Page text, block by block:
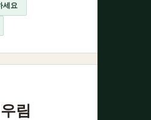
세요
림